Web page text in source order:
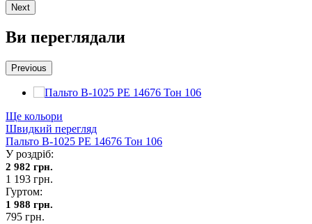
Next
Ви переглядали
Previous
Ще кольори
Швидкий перегляд
Пальто В-1025 PE 14676 Тон 106
У роздріб:
2 982 грн.
1 193 грн.
Гуртом:
1 988 грн.
795 грн.